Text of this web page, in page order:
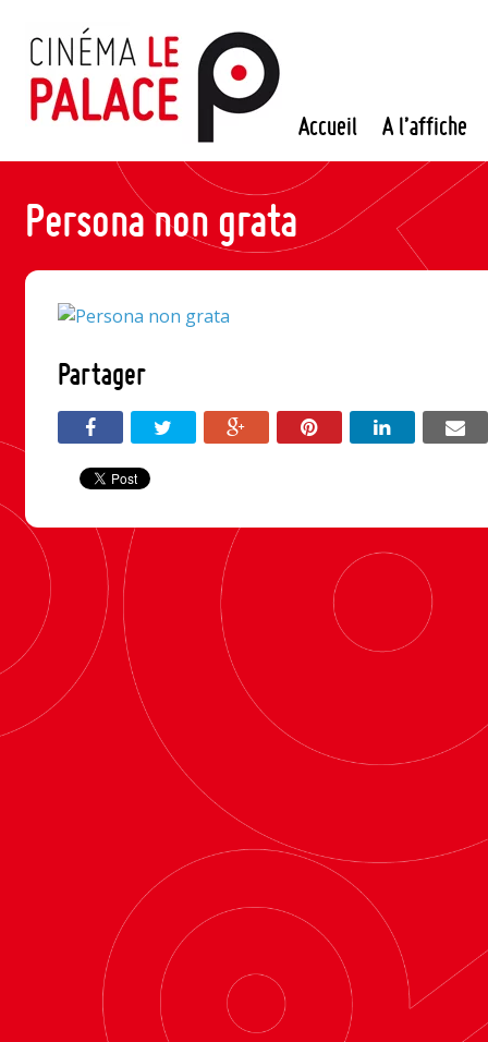
contenu
Accueil A l’affiche
Persona non grata
Partager